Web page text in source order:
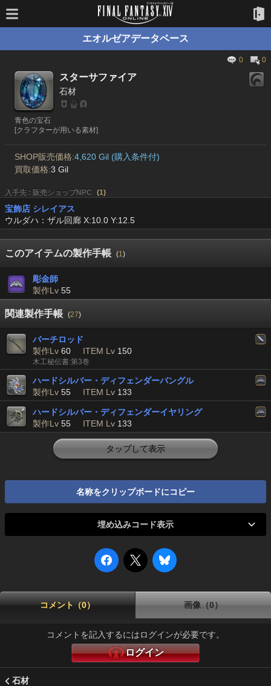
エオルゼアデータベース
0 0
スターサファイア
石材
青色の宝石
[クラフターが用いる素材]
SHOP販売価格:4,620 Gil (購入条件付)
買取価格:3 Gil
入手先 : 販売ショップNPC (1)
宝飾店 シレイアス
ウルダハ：ザル回廊 X:10.0 Y:12.5
このアイテムの製作手帳 (1)
彫金師
製作Lv 55
関連製作手帳 (27)
バーチロッド
製作Lv 60 ITEM Lv 150
木工秘伝書:第3巻
ハードシルバー・ディフェンダーバングル
製作Lv 55 ITEM Lv 133
ハードシルバー・ディフェンダーイヤリング
製作Lv 55 ITEM Lv 133
タップして表示
名称をクリップボードにコピー
埋め込みコード表示
コメント（0） 画像（0）
コメントを記入するにはログインが必要です。
ログイン
石材